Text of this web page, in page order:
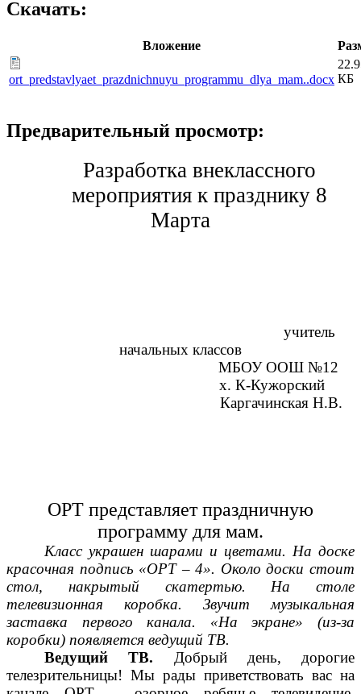
Скачать:
Вложение
ort_predstavlyaet_prazdnichnuyu_programmu_dlya_mam..docx КБ
Предварительный просмотр:
Разработка внеклассного
мероприятия к празднику 8
Марта
учитель
начальных классов
МБОУ ООШ №12
х. К-Кужорский
Каргачинская Н.В.
ОРТ представляет праздничную
программу для мам.
Класс украшен шарами и цветами. На доске
красочная подпись «ОРТ – 4». Около доски стоит
стол, накрытый скатертью. На столе
телевизионная коробка. Звучит музыкальная
заставка первого канала. «На экране» (из-за
коробки) появляется ведущий ТВ.
Ведущий ТВ.
Добрый день, дорогие
телезрительницы! Мы рады приветствовать вас на